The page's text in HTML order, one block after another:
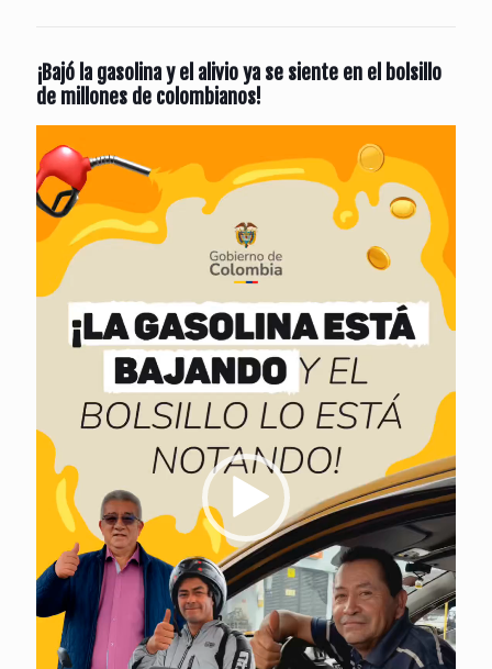
¡Bajó la gasolina y el alivio ya se siente en el bolsillo
de millones de colombianos!
de
vídeo